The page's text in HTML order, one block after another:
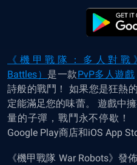
《機甲戰隊：多人對戰
Battles） 是一款PvP多人遊戲
詩般的戰鬥！ 如果您是狂熱
定能滿足您的味蕾。 遊戲中
量的子彈，戰鬥永不停歇！
Google Play商店和iOS App
《機甲戰隊 War Robots》發